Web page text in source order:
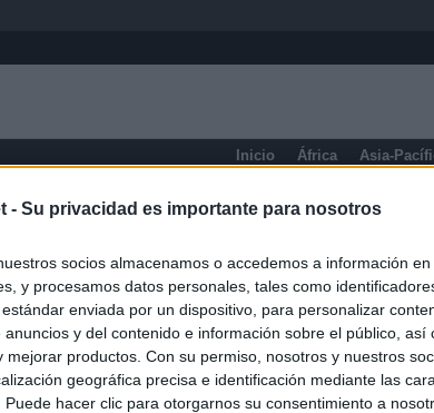
- Su privacidad es importante para nosotros
socios almacenamos o accedemos a información
y procesamos datos personales, tales como
enviada por un dispositivo, para personalizar
anuncios y del contenido e información sobre el público, así
mejorar productos. Con su permiso, nosotros y nuestros
geográfica precisa e identificación mediante las
Puede hacer clic para otorgarnos su consentimiento a
Inicio África Asia-